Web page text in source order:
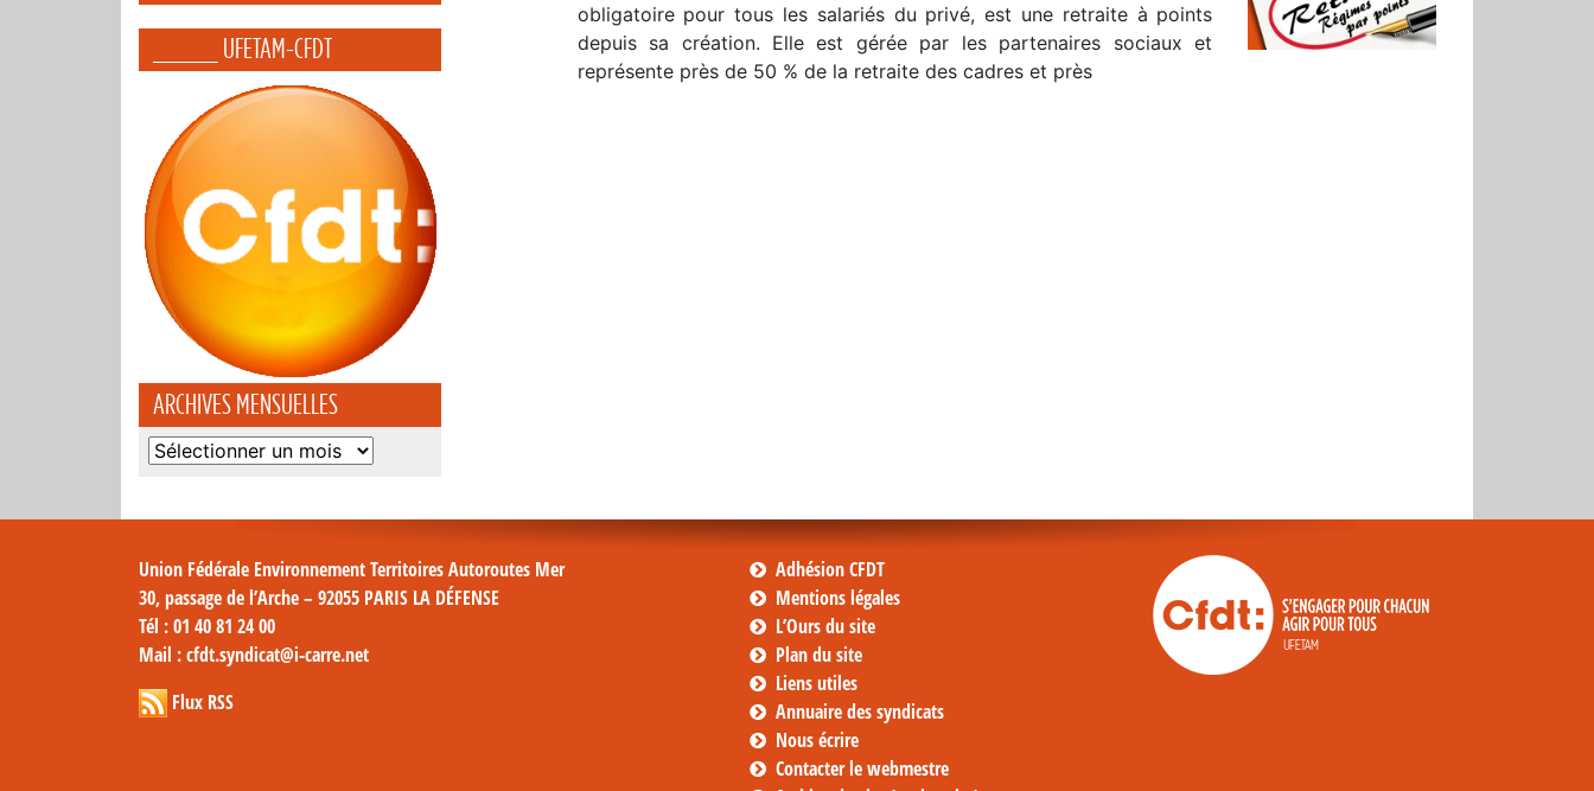
_____ UFETAM-CFDT
ARCHIVES MENSUELLES
Archives
obligatoire pour tous les salariés du privé, est une retraite à points
depuis sa création. Elle est gérée par les partenaires sociaux et
représente près de 50 % de la retraite des cadres et près
Union Fédérale Environnement Territoires Autoroutes Mer
30, passage de l’Arche – 92055 PARIS LA DÉFENSE
Tél : 01 40 81 24 00
Mail : cfdt.syndicat@i-carre.net
Flux RSS
Adhésion CFDT
Mentions légales
L’Ours du site
Plan du site
Liens utiles
Annuaire des syndicats
Nous écrire
Contacter le webmestre